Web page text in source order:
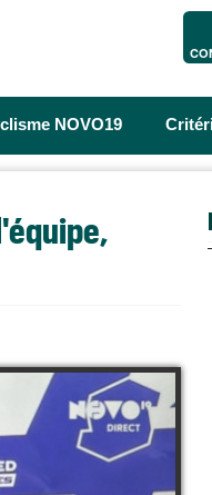
NOVO19